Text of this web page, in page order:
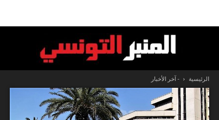
المنبر
الرئيسية - آخر الأخبار